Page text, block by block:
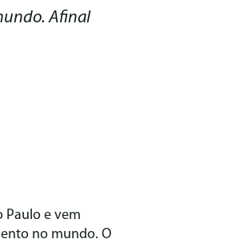
Afinal
Paulo e vem
no mundo. O